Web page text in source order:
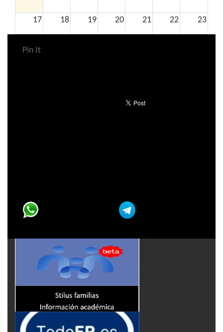
17 18 19 20 21 22 23
24
Pin It